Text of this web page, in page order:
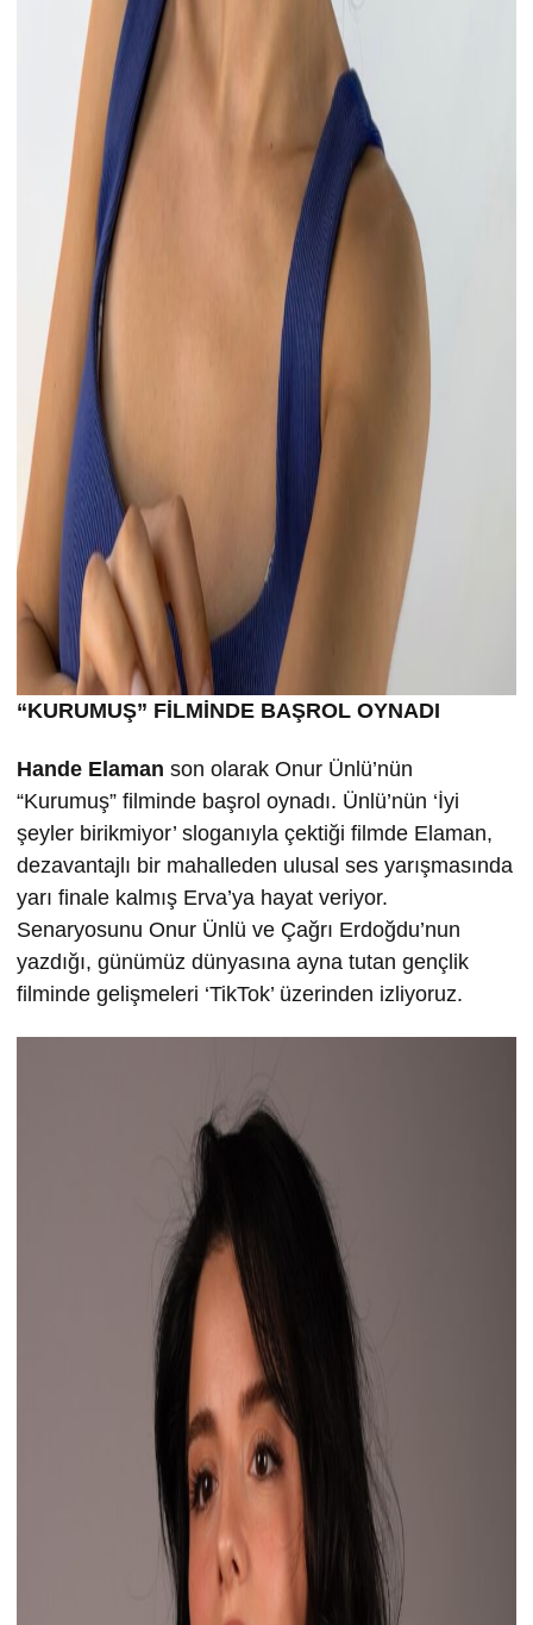
“KURUMUŞ” FİLMİNDE BAŞROL OYNADI
Hande Elaman son olarak Onur Ünlü’nün
“Kurumuş” filminde başrol oynadı. Ünlü’nün ‘İyi
şeyler birikmiyor’ sloganıyla çektiği filmde Elaman,
dezavantajlı bir mahalleden ulusal ses yarışmasında
yarı finale kalmış Erva’ya hayat veriyor.
Senaryosunu Onur Ünlü ve Çağrı Erdoğdu’nun
yazdığı, günümüz dünyasına ayna tutan gençlik
filminde gelişmeleri ‘TikTok’ üzerinden izliyoruz.